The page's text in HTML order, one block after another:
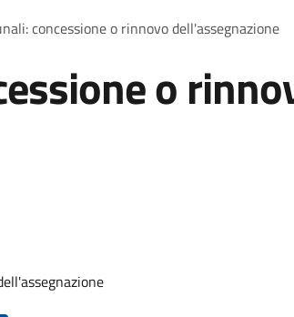
concessione o rinnovo dell'assegnazione
o